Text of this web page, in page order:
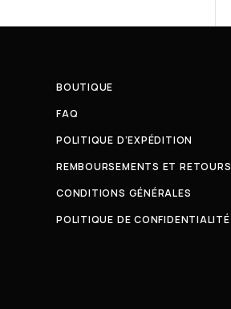
BOUTIQUE
FAQ
POLITIQUE D’EXPÉDITION
REMBOURSEMENTS ET RETOURS
CONDITIONS GÉNÉRALES
POLITIQUE DE CONFIDENTIALITÉ